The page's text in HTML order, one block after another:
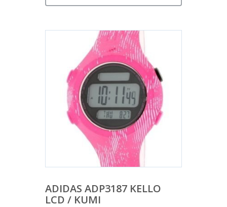
ADIDAS ADP3187 KELLO
LCD / KUMI